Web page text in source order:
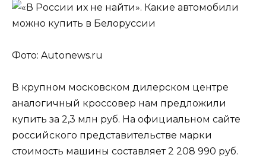
Фото: Autonews.ru
В крупном московском дилерском центре
аналогичный кроссовер нам предложили
купить за 2,3 млн руб. На официальном сайте
российского представительстве марки
стоимость машины составляет 2 208 990 руб.